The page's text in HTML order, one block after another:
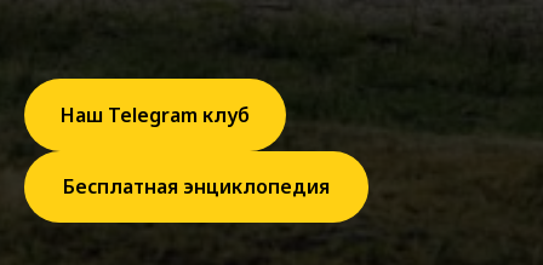
Наш Telegram клуб
Бесплатная энциклопедия